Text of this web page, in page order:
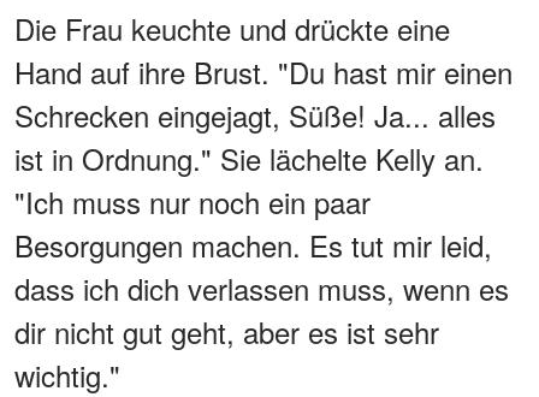
Die Frau keuchte und drückte eine
Hand auf ihre Brust. "Du hast mir einen
Schrecken eingejagt, Süße! Ja... alles
ist in Ordnung." Sie lächelte Kelly an.
"Ich muss nur noch ein paar
Besorgungen machen. Es tut mir leid,
dass ich dich verlassen muss, wenn es
dir nicht gut geht, aber es ist sehr
wichtig."